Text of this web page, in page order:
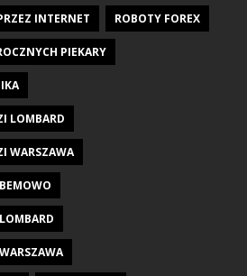
INTERNET ROBOTY FOREX
PIEKARY
LOMBARD
WARSZAWA